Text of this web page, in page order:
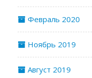
Февраль 2020
Ноябрь 2019
Август 2019